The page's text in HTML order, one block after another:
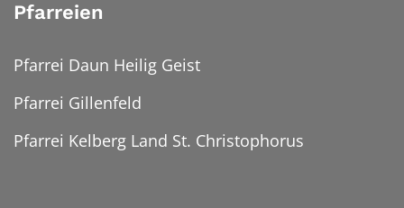
Pfarreien
Pfarrei Daun Heilig Geist
Pfarrei Gillenfeld
Pfarrei Kelberg Land St. Christophorus